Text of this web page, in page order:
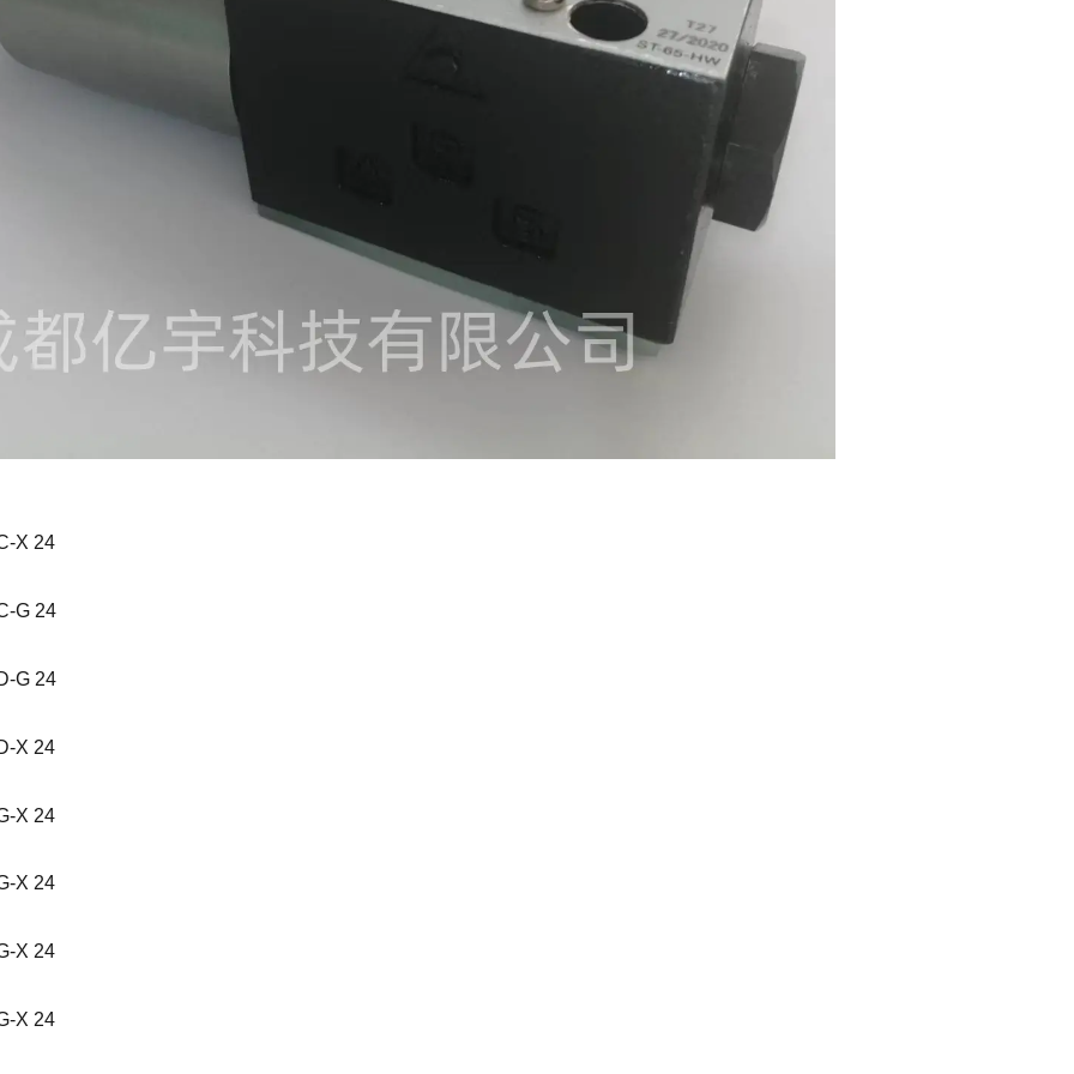
X 24
G 24
G 24
X 24
X 24
X 24
X 24
X 24